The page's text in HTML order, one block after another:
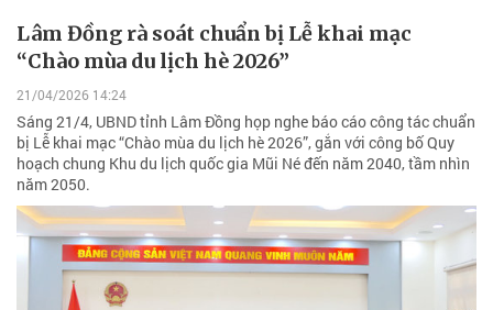
Lâm Đồng rà soát chuẩn bị Lễ khai mạc
“Chào mùa du lịch hè 2026”
21/04/2026 14:24
Sáng 21/4, UBND tỉnh Lâm Đồng họp nghe báo cáo công tác chuẩn
bị Lễ khai mạc “Chào mùa du lịch hè 2026”, gắn với công bố Quy
hoạch chung Khu du lịch quốc gia Mũi Né đến năm 2040, tầm nhìn
năm 2050.